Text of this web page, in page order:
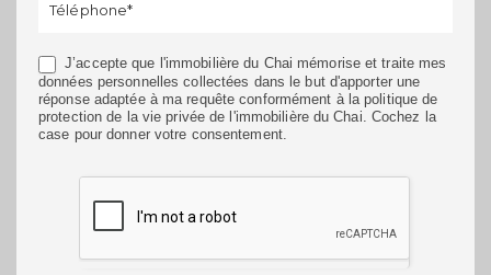
J’accepte que l'immobilière du Chai mémorise et traite mes
données personnelles collectées dans le but d'apporter une
réponse adaptée à ma requête conformément à la politique de
protection de la vie privée de l'immobilière du Chai. Cochez la
case pour donner votre consentement.
champ.